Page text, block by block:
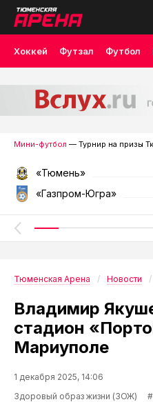
Хоккей Футзал Футбол
Мини-футбол — Турнир на призы
«Тюмень»
«Газпром-Югра»
Тюменская Арена Новости
Владимир
стадион
Мариуполе
1 декабря 2025, 14:06
Здоровый образ жизни (ЗОЖ)